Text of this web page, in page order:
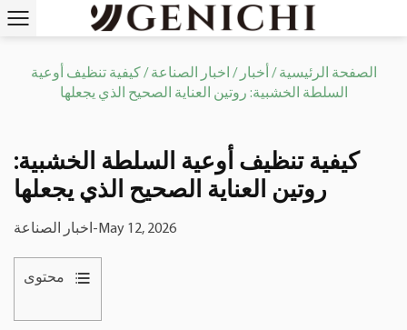
الصفحة الرئيسية / أخبار / اخبار الصناعة / كيفية تنظيف أوعية
السلطة الخشبية: روتين العناية الصحيح الذي يجعلها
كيفية تنظيف أوعية السلطة الخشبية:
روتين العناية الصحيح الذي يجعلها
اخبار الصناعة - May 12, 2026
محتوى